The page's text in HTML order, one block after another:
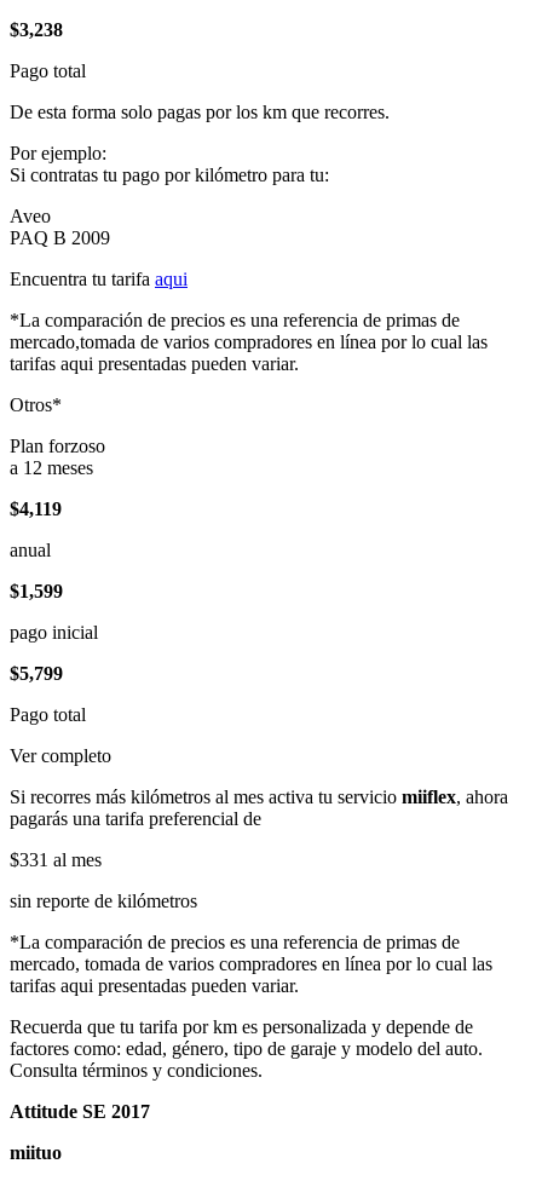
$3,238
Pago total
De esta forma solo pagas por los km que recorres.
Por ejemplo:
Si contratas tu pago por kilómetro para tu:
Aveo
PAQ B 2009
Encuentra tu tarifa aqui
*La comparación de precios es una referencia de primas de
mercado,tomada de varios compradores en línea por lo cual las
tarifas aqui presentadas pueden variar.
Otros*
Plan forzoso
a 12 meses
$4,119
anual
$1,599
pago inicial
$5,799
Pago total
Ver completo
Si recorres más kilómetros al mes activa tu servicio miiflex, ahora
pagarás una tarifa preferencial de
$331 al mes
sin reporte de kilómetros
*La comparación de precios es una referencia de primas de
mercado, tomada de varios compradores en línea por lo cual las
tarifas aqui presentadas pueden variar.
Recuerda que tu tarifa por km es personalizada y depende de
factores como: edad, género, tipo de garaje y modelo del auto.
Consulta términos y condiciones.
Attitude SE 2017
miituo